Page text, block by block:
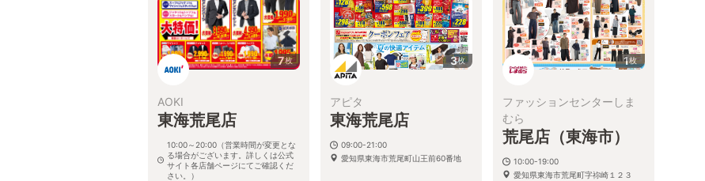
7枚
AOKI
東海荒尾店
10:00～20:00（営業時間が変更とな
る場合がございます。詳しくは公式
サイト各店舗ページにてご確認くだ
さい。）
3枚
アピタ
東海荒尾店
09:00-21:00
愛知県東海市荒尾町山王前60番地
1枚
ファッションセンターしま
むら
荒尾店（東海市）
10:00-19:00
愛知県東海市荒尾町字祢崎１２３